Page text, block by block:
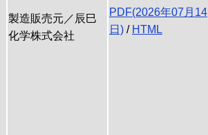
製造販売元／辰巳
化学株式会社
PDF(2026年07月14
日) / HTML